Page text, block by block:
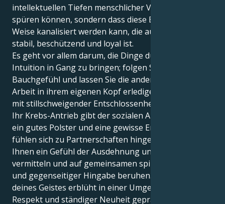
intellektuellen Tiefen menschlicher Verbundenheit
spüren können, sondern dass diese Energie in einer
Weise kanalisiert werden kann, die außerordentlich
stabil, beschützend und loyal ist.
Es geht vor allem darum, die Dinge durch Ihre
Intuition in Gang zu bringen; folgen Sie Ihrem
Bauchgefühl und lassen Sie die anderen die harte
Arbeit in ihrem eigenen Kopf erledigen, während Sie
mit stillschweigender Entschlossenheit nachfassen.
Ihr Krebs-Antrieb gibt der sozialen Anmut der Waage
ein gutes Polster und eine gewisse Erdung. Sie
fühlen sich zu Partnerschaften hingezogen, die
Ihnen ein Gefühl der Ausdehnung und Hoffnung
vermitteln und auf gemeinsamen spirituellen Idealen
und gegenseitiger Hingabe beruhen. Die Vitalität
deines Geistes erblüht in einer Umgebung, die von
Respekt und ständiger Neuheit geprägt ist.